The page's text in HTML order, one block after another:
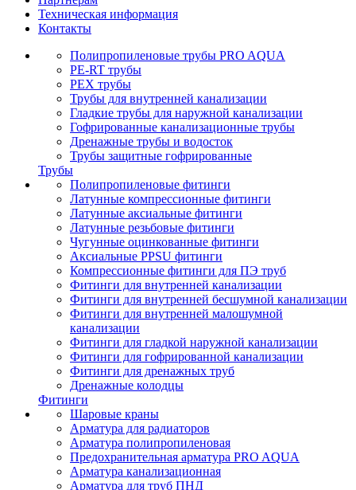
Техническая информация
Контакты
Полипропиленовые трубы PRO AQUA
PE-RT трубы
PEX трубы
Трубы для внутренней канализации
Гладкие трубы для наружной канализации
Гофрированные канализационные трубы
Дренажные трубы и водосток
Трубы защитные гофрированные
Трубы
Полипропиленовые фитинги
Латунные компрессионные фитинги
Латунные аксиальные фитинги
Латунные резьбовые фитинги
Чугунные оцинкованные фитинги
Аксиальные PPSU фитинги
Компрессионные фитинги для ПЭ труб
Фитинги для внутренней канализации
Фитинги для внутренней бесшумной канализации
Фитинги для внутренней малошумной
канализации
Фитинги для гладкой наружной канализации
Фитинги для гофрированной канализации
Фитинги для дренажных труб
Дренажные колодцы
Фитинги
Шаровые краны
Арматура для радиаторов
Арматура полипропиленовая
Предохранительная арматура PRO AQUA
Арматура канализационная
Арматура для труб ПНД